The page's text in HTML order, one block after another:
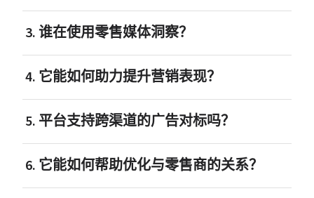
3. 谁在使用零售媒体洞察？
4. 它能如何助力提升营销表现？
5. 平台支持跨渠道的广告对标吗？
6. 它能如何帮助优化与零售商的关系？